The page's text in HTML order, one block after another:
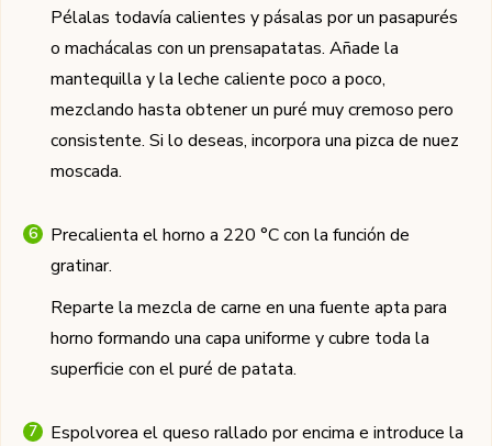
Pélalas todavía calientes y pásalas por un pasapurés
o machácalas con un prensapatatas. Añade la
mantequilla y la leche caliente poco a poco,
mezclando hasta obtener un puré muy cremoso pero
consistente. Si lo deseas, incorpora una pizca de nuez
moscada.
Precalienta el horno a 220 °C con la función de
gratinar.
Reparte la mezcla de carne en una fuente apta para
horno formando una capa uniforme y cubre toda la
superficie con el puré de patata.
Espolvorea el queso rallado por encima e introduce la